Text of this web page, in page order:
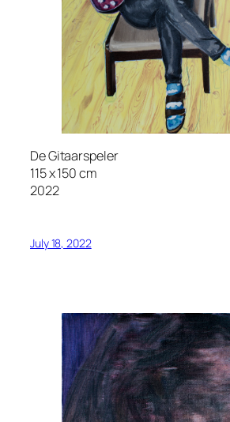
De Gitaarspeler
115 x 150 cm
2022
July 18, 2022